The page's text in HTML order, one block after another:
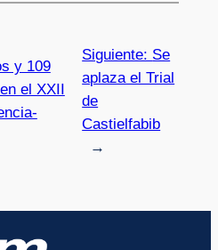
y 109
el XXII
Siguiente: Se
aplaza el Trial
de
Castielfabib
→